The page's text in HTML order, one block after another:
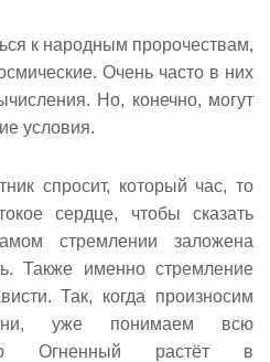
к народным пророчествам,
Очень часто в них
Но, конечно, могут
условия.
спросит, который час, то
сердце, чтобы сказать
стремлении заложена
Также именно стремление
Так, когда произносим
уже понимаем всю
Огненный растёт в